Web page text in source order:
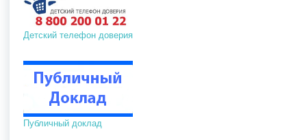
Детский телефон доверия
Публичный доклад